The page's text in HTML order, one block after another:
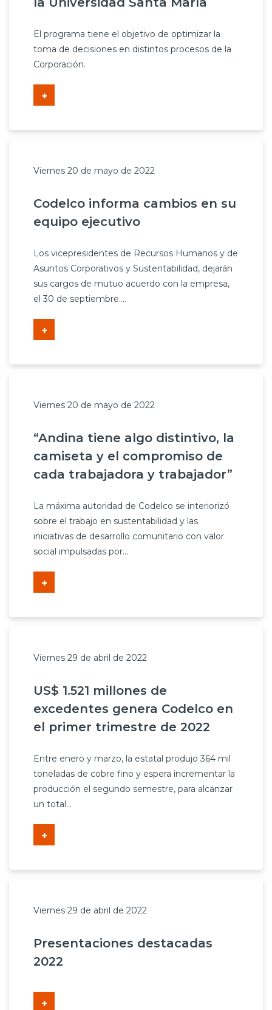
El programa tiene el objetivo de optimizar la
toma de decisiones en distintos procesos de la
Corporación.
+
Viernes 20 de mayo de 2022
Codelco informa cambios en su
equipo ejecutivo
Los vicepresidentes de Recursos Humanos y de
Asuntos Corporativos y Sustentabilidad, dejarán
sus cargos de mutuo acuerdo con la empresa,
el 30 de septiembre....
+
Viernes 20 de mayo de 2022
“Andina tiene algo distintivo, la
camiseta y el compromiso de
cada trabajadora y trabajador”
La máxima autoridad de Codelco se interiorizó
sobre el trabajo en sustentabilidad y las
iniciativas de desarrollo comunitario con valor
social impulsadas por...
+
Viernes 29 de abril de 2022
US$ 1.521 millones de
excedentes genera Codelco en
el primer trimestre de 2022
Entre enero y marzo, la estatal produjo 364 mil
toneladas de cobre fino y espera incrementar la
producción el segundo semestre, para alcanzar
un total...
+
Viernes 29 de abril de 2022
Presentaciones destacadas
2022
+